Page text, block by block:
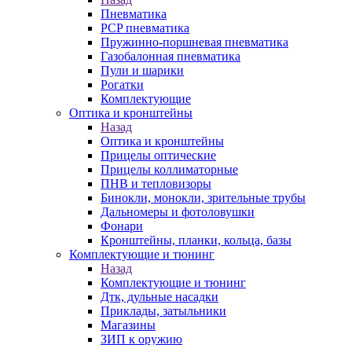
Пневматика
PCP пневматика
Пружинно-поршневая пневматика
Газобалонная пневматика
Пули и шарики
Рогатки
Комплектующие
Оптика и кронштейны
Назад
Оптика и кронштейны
Прицелы оптические
Прицелы коллиматорные
ПНВ и тепловизоры
Бинокли, монокли, зрительные трубы
Дальномеры и фотоловушки
Фонари
Кронштейны, планки, кольца, базы
Комплектующие и тюнинг
Назад
Комплектующие и тюнинг
Дтк, дульные насадки
Приклады, затыльники
Магазины
ЗИП к оружию